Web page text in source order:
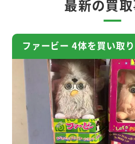
最新の買
ファービー 4体を買い取